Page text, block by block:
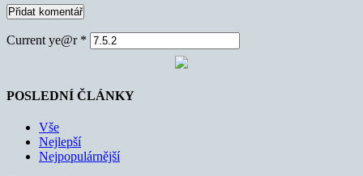
Current ye@r *
POSLEDNÍ ČLÁNKY
Vše
Nejlepší
Nejpopulárnější